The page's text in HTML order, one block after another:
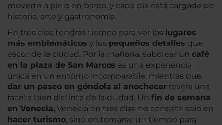
moverte a pie o en barco, y cada día está cargado de
historia, arte y gastronomía.
En tres días tendrás tiempo para ver los lugares
más emblemáticos y los pequeños detalles que
esconde la ciudad. Por la mañana, saborear un café
en la plaza de San Marcos es una experiencia
única en un entorno incomparable, mientras que
dar un paseo en góndola al anochecer revela una
faceta bien distinta de la ciudad. Un fin de semana
en Venecia, Venecia en tres días no consiste solo en
hacer turismo, sino en tomarse un tiempo para